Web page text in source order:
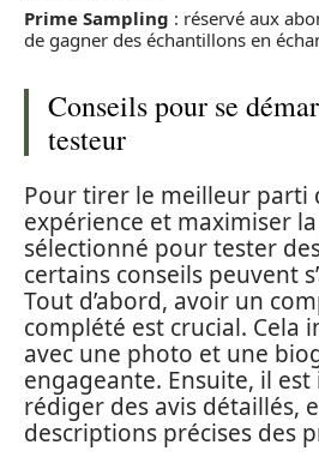
Prime Sampling : réservé aux
de gagner des échantillons en
Conseils pour se
testeur
Pour tirer le meilleur parti
expérience et maximiser
sélectionné pour tester
certains conseils peuvent
Tout d’abord, avoir un
complété est crucial. Cela
avec une photo et une
engageante. Ensuite, il
rédiger des avis détaillés,
descriptions précises des